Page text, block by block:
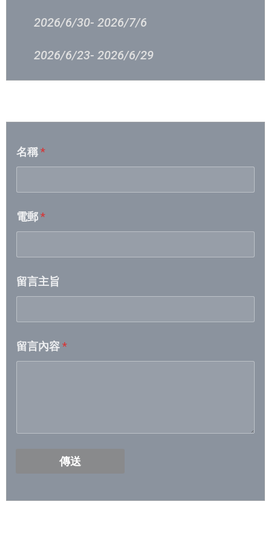
2026/6/30- 2026/7/6
2026/6/23- 2026/6/29
2026/6/9 – 2026/6/15
2026/6/2 – 2026/6/8
2026/5/19- 2026/5/25
2026/5/5- 2026/5/11
2026/4/21- 2026/4/27
名稱*
電郵*
留言主旨
留言內容*
傳送